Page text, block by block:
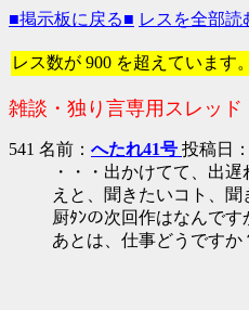
■掲示板に戻る■ レスを全部読
レス数が 900 を超えています
雑談・独り言専用スレッド
541 名前： へたれ41号 投稿日
・・・出かけてて、出
えと、聞きたいコト、
厨ﾀﾝの次回作はなんで
あとは、仕事どうです